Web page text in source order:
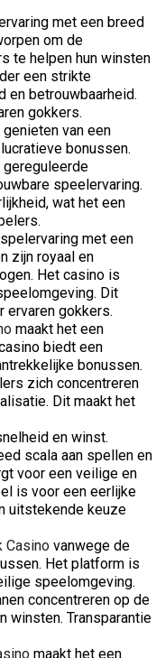
met een breed
om de
te helpen hun winsten
een strikte
en betrouwbaarheid.
gokkers.
van een
bonussen.
speelervaring.
wat het een
met een
zijn royaal en
Het casino is
Dit
ervaren gokkers.
maakt het een
biedt een
bonussen.
zich concentreren
Dit maakt het
en winst.
scala aan spellen en
voor een veilige en
is voor een eerlijke
uitstekende keuze
Casino vanwege de
Het platform is
speelomgeving.
concentreren op de
winsten. Transparantie
maakt het een